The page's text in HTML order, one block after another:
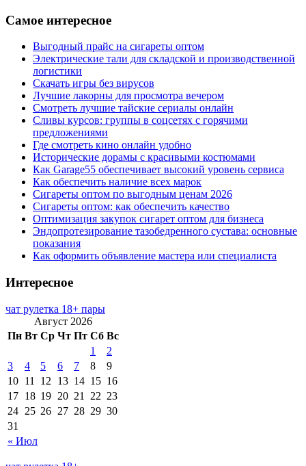
Самое интересное
Выгодный прайс на сигареты оптом
Электрические тали для складской и производственной
логистики
Скачать игры без вирусов
Лучшие лакорны для просмотра вечером
Смотреть лучшие тайские сериалы онлайн
Сливы курсов: группы в соцсетях с горячими
предложениями
Где смотреть кино онлайн удобно
Исторические дорамы с красивыми костюмами
Как Garage55 обеспечивает высокий уровень сервиса
Как обеспечить наличие всех марок
Сигареты оптом по выгодным ценам 2026
Сигареты оптом: как обеспечить качество
Оптимизация закупок сигарет оптом для бизнеса
Эндопротезирование тазобедренного сустава: основные
показания
Как оформить объявление мастера или специалиста
Интересное
чат рулетка 18+ пары
Август 2026
Пн Вт Ср Чт Пт Сб Вс
« Июл
1
2
3
4 5 6 7 8
9
10 11 12 13 14 15 16
17 18 19 20 21 22 23
24 25 26 27 28 29 30
31